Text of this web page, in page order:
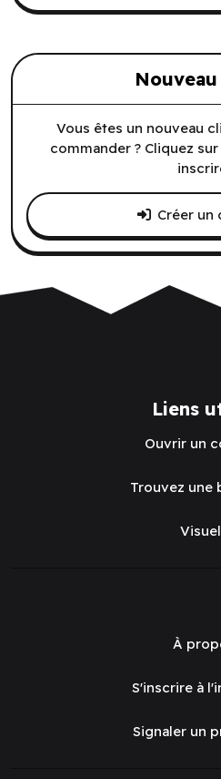
Vous êtes un nouveau
commander ? Cliquez
Créer un
Liens
Ouvrir un
Trouvez une
À
S'inscrire à
Signaler un